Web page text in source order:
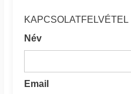
KAPCSOLATFELVÉTEL
Név
Email